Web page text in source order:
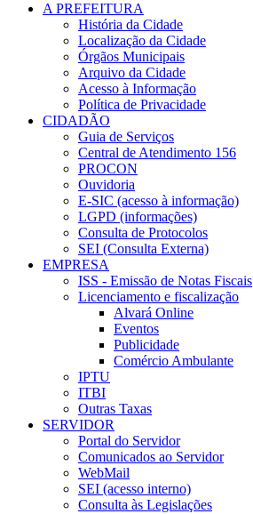
A PREFEITURA
História da Cidade
Localização da Cidade
Órgãos Municipais
Arquivo da Cidade
Acesso à Informação
Política de Privacidade
CIDADÃO
Guia de Serviços
Central de Atendimento 156
PROCON
Ouvidoria
E-SIC (acesso à informação)
LGPD (informações)
Consulta de Protocolos
SEI (Consulta Externa)
EMPRESA
ISS - Emissão de Notas Fiscais
Licenciamento e fiscalização
Alvará Online
Eventos
Publicidade
Comércio Ambulante
IPTU
ITBI
Outras Taxas
SERVIDOR
Portal do Servidor
Comunicados ao Servidor
WebMail
SEI (acesso interno)
Consulta às Legislações